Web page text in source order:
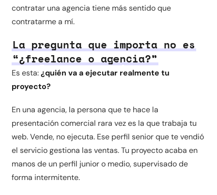
contratar una agencia tiene más sentido que
contratarme a mí.
La pregunta que importa no es
“¿freelance o agencia?”
Es esta:¿quién va a ejecutar realmente tu
proyecto?
En una agencia, la persona que te hace la
presentación comercial rara vez es la que trabaja tu
web. Vende, no ejecuta. Ese perfil senior que te vendió
el servicio gestiona las ventas. Tu proyecto acaba en
manos de un perfil junior o medio, supervisado de
forma intermitente.